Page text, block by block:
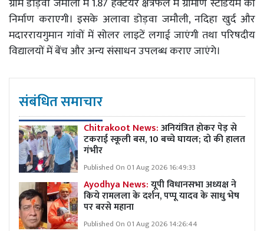
निर्माण कराएगी। इसके अलावा डोड़वा जमौली, नदिहा खुर्द और
मदाररायगुमान गांवों में सोलर लाइटें लगाई जाएंगी तथा परिषदीय
विद्यालयों में बेंच और अन्य संसाधन उपलब्ध कराए जाएंगे।
संबंधित समाचार
Chitrakoot News:अनियंत्रित होकर पेड़ से
टकराई स्कूली बस, 10 बच्चे घायल; दो की हालत
गंभीर
Published On 01 Aug 2026 16:49:33
Ayodhya News:यूपी विधानसभा अध्यक्ष ने
किये रामलला के दर्शन, पप्पू यादव के साधु भेष
पर बरसे महाना
Published On 01 Aug 2026 14:26:44